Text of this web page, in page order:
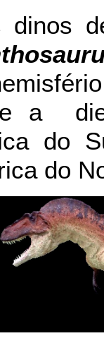
dinos
a
do
do